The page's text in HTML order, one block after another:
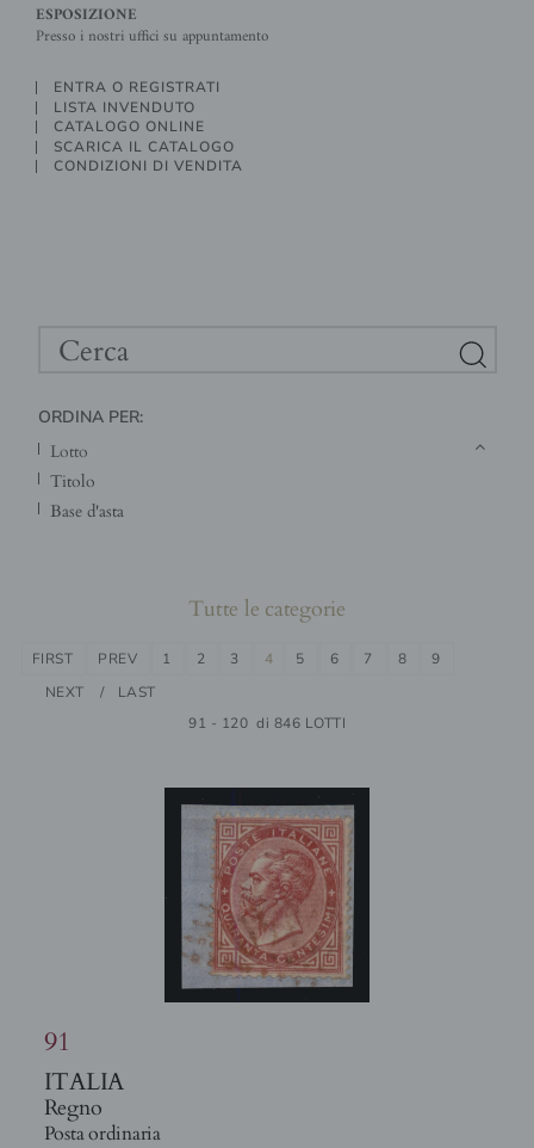
ESPOSIZIONE
Presso i nostri uffici su appuntamento
ENTRA O REGISTRATI
LISTA INVENDUTO
CATALOGO ONLINE
SCARICA IL CATALOGO
CONDIZIONI DI VENDITA
ORDINA PER:
lotto
titolo
base d'asta
Tutte le categorie
91 - 120 di 846 LOTTI
FIRST PREV 1 2 3 4 5 6 7 8
9
NEXT
LAST
91
ITALIA
Regno
Posta ordinaria